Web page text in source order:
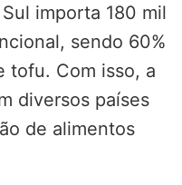
importa 180 mil
sendo 60%
tofu. Com isso, a
diversos países
de alimentos